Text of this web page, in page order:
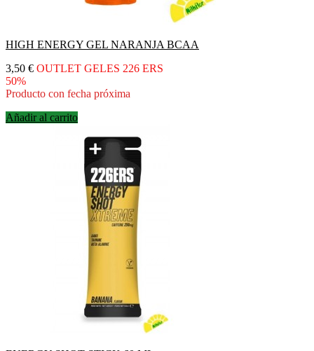
HIGH ENERGY GEL NARANJA BCAA
Precio
3,50 € OUTLET GELES 226 ERS
50%
Producto con fecha próxima
Añadir al carrito